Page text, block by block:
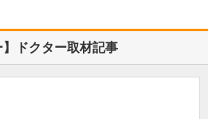
】ドクター取材記事